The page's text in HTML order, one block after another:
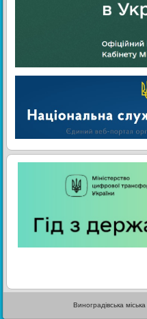
Виноградівська